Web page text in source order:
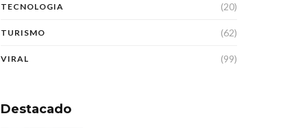
TECNOLOGIA (20)
TURISMO (62)
VIRAL (99)
Destacado